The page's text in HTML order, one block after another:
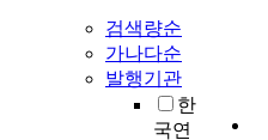
검색량순
가나다순
발행기관
한
국연